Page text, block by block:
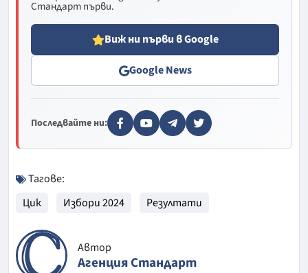
Стандарт първи.
Виж ни първи в Google
Google News
Последвайте ни:
Тагове:
Цик
Избори 2024 Резултати
Автор
Агенция Стандарт